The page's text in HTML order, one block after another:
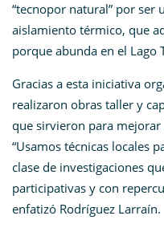
“tecnopor natural” por ser
aislamiento térmico, que
porque abunda en el Lago
Gracias a esta iniciativa
realizaron obras taller y
que sirvieron para
“Usamos técnicas locales
clase de investigaciones
participativas y con
enfatizó Rodríguez Larraín.